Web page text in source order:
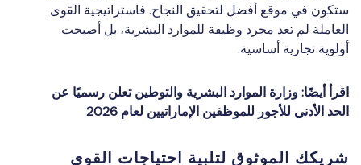
ستكون في موقع أفضل لتحقيق النجاح. فاستراتيجية القوى
العاملة لم تعد مجرد وظيفة للموارد البشرية، بل أصبحت
أولوية تجارية أساسية.
اقرأ أيضًا: وزارة الموارد البشرية والتوطين تعلن رسميًا عن
الحد الأدنى للأجور للموظفين الإماراتيين لعام 2026
شريكك الموثوق لتلبية احتياجات القوى